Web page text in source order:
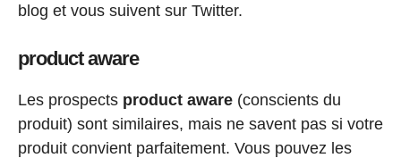
blog et vous suivent sur Twitter.
product aware
Les prospects product aware (conscients du
produit) sont similaires, mais ne savent pas si votre
produit convient parfaitement. Vous pouvez les